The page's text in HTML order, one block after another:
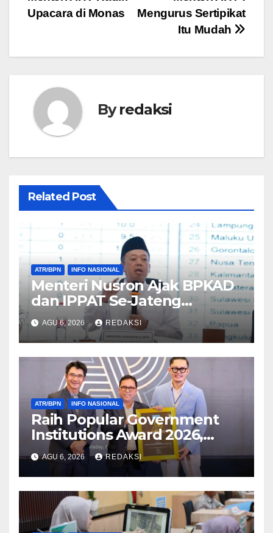
Mengurus Sertipikat
Itu Mudah
Upacara di Monas
Byredaksi
Related Post
ATR/BPN INFO NASIONAL
Menteri Nusron Ajak BPKAD
dan IPPAT Se-Jateng
Perkuat Sinergi Wujudkan
Transformasi Layanan
Pertanahan
AGU 6, 2026 REDAKSI
ATR/BPN INFO NASIONAL
Raih Popular Government
Institutions Award 2026,
Kinerja Komunikasi Publik
Kementerian ATR/BPN
Kembali Diakui
AGU 6, 2026 REDAKSI